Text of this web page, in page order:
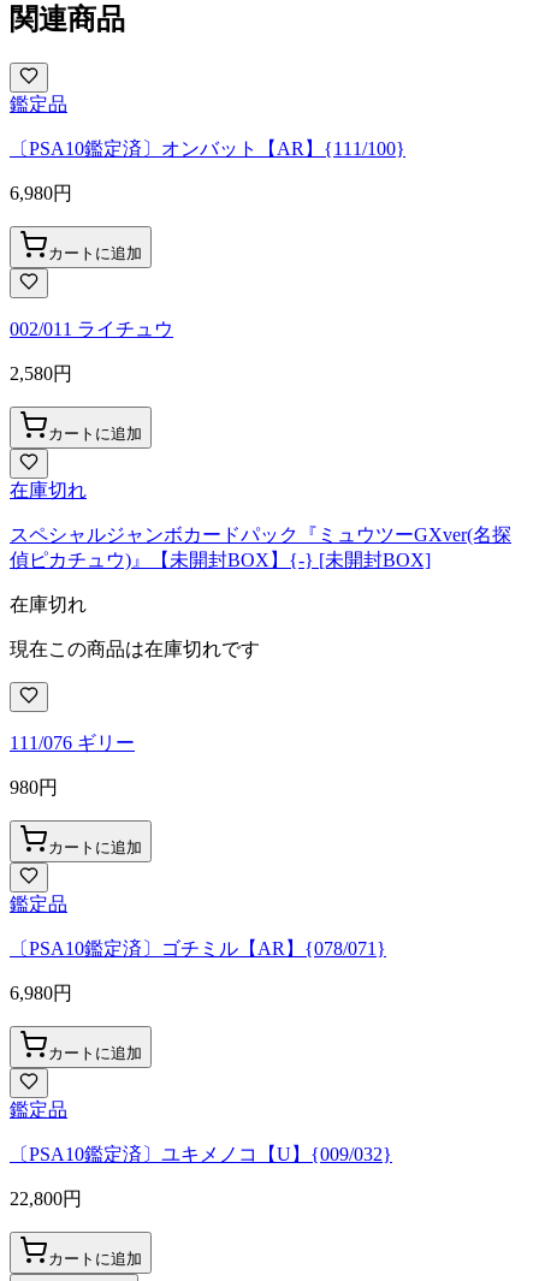
関連商品
鑑定品
〔PSA10鑑定済〕オンバット【AR】{111/100}
6,980円
カートに追加
002/011 ライチュウ
2,580円
カートに追加
在庫切れ
スペシャルジャンボカードパック『ミュウツーGXver(名探
偵ピカチュウ)』【未開封BOX】{-} [未開封BOX]
在庫切れ
現在この商品は在庫切れです
111/076 ギリー
980円
カートに追加
鑑定品
〔PSA10鑑定済〕ゴチミル【AR】{078/071}
6,980円
カートに追加
鑑定品
〔PSA10鑑定済〕ユキメノコ【U】{009/032}
22,800円
カートに追加